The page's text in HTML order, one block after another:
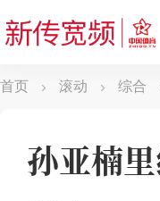
首页 滚动 综合
孙亚楠